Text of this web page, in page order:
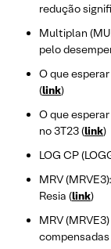
redução
Multiplan
pelo
O que
(link)
O que
no 3T23 (link)
LOG CP
MRV
Resia (link)
MRV